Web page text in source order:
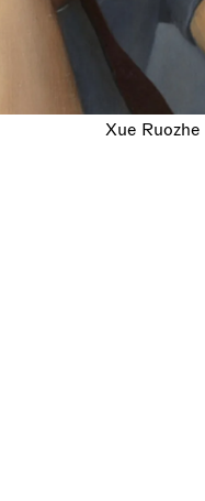
Xue Ruozhe